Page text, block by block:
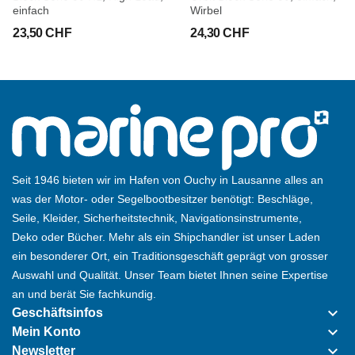
einfach
23,50 CHF
Wirbel
24,30 CHF
Seit 1946 bieten wir im Hafen von Ouchy in Lausanne alles an
was der Motor- oder Segelbootbesitzer benötigt: Beschläge,
Seile, Kleider, Sicherheitstechnik, Navigationsinstrumente,
Deko oder Bücher. Mehr als ein Shipchandler ist unser Laden
ein besonderer Ort, ein Traditionsgeschäft geprägt von grosser
Auswahl und Qualität. Unser Team bietet Ihnen seine Expertise
an und berät Sie fachkundig.
Geschäftsinfos keyboard_arrow_down
Mein Konto keyboard_arrow_down
Newsletter